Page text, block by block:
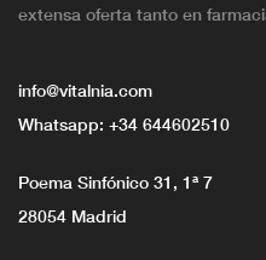
extensa oferta tanto en
info@vitalnia.com
Whatsapp: +34 644602510
Poema Sinfónico 31, 1ª 7
28054 Madrid